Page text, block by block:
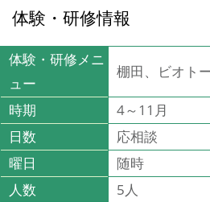
体験・研修情報
体験・研修メニ
ュー
棚田、ビオト
時期
4～11月
日数
応相談
曜日
随時
人数
5人